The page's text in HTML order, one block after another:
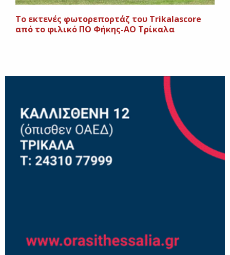
To εκτενές φωτορεπορτάζ του Trikalascore
από το φιλικό ΠΟ Φήκης-ΑΟ Τρίκαλα